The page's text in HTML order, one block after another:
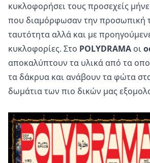
κυκλοφορήσει τους προσεχείς
που διαμόρφωσαν την προσωπική
ταυτότητα αλλά και με
κυκλοφορίες. Στο POLYDRAMA οι
αποκαλύπτουν τα υλικά από τα
τα δάκρυα και ανάβουν τα φώτα
δωμάτια των πιο δικών μας